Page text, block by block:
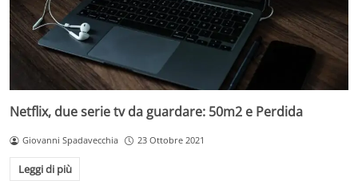
Netflix, due serie tv da guardare: 50m2 e Perdida
Giovanni Spadavecchia 23 Ottobre 2021
Leggi di più